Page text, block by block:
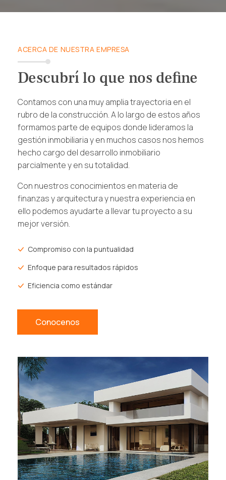
ACERCA DE NUESTRA EMPRESA
Descubrí lo que nos define
Contamos con una muy amplia trayectoria en el
rubro de la construcción. A lo largo de estos años
formamos parte de equipos donde lideramos la
gestión inmobiliaria y en muchos casos nos hemos
hecho cargo del desarrollo inmobiliario
parcialmente y en su totalidad.
Con nuestros conocimientos en materia de
finanzas y arquitectura y nuestra experiencia en
ello podemos ayudarte a llevar tu proyecto a su
mejor versión.
Compromiso con la puntualidad
Enfoque para resultados rápidos
Eficiencia como estándar
Conocenos